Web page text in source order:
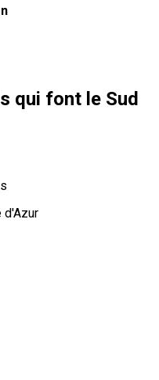
qui font le Sud
d'Azur